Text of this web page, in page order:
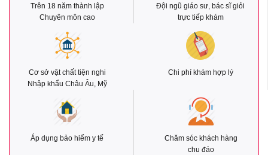
Trên 18 năm thành lập
Chuyên môn cao
Đội ngũ giáo sư, bác sĩ giỏi
trực tiếp khám
Cơ sở vật chất tiện nghi
Nhập khẩu Châu Âu, Mỹ
Chi phí khám hợp lý
Áp dụng bảo hiểm y tế
Chăm sóc khách hàng
chu đáo